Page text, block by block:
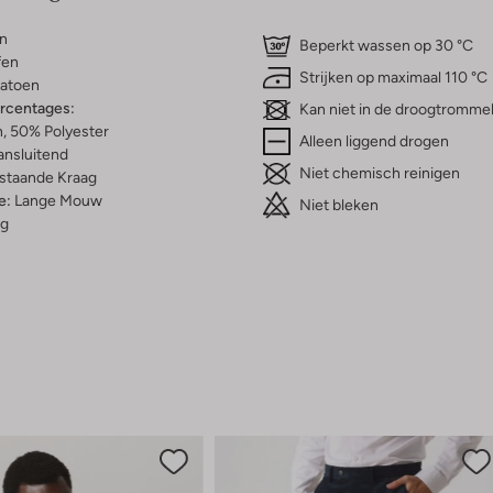
50% Polyester
Kraag
Lange Mouw
Beperkt wassen op 30 °C
Strijken op maximaal 110 °C
Kan niet in de droogtrommel
Alleen liggend drogen
Niet chemisch reinigen
Niet bleken